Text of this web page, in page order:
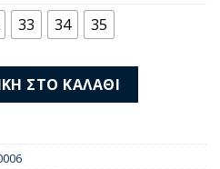
€.
33 34 35
Girl-1 JZ430010S-0006
ΣΤΟ ΚΑΛΆΘΙ